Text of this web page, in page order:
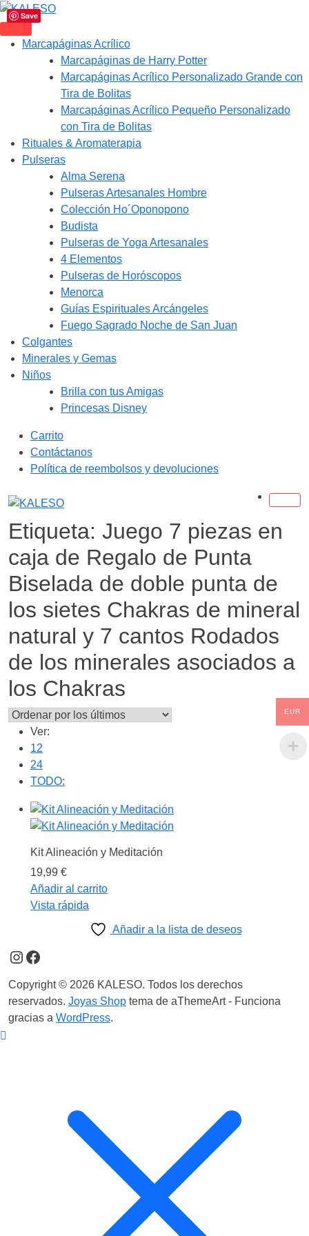
Marcapáginas Acrílico
Marcapáginas de Harry Potter
Marcapáginas Acrílico Personalizado Grande con
Tira de Bolitas
Marcapáginas Acrílico Pequeño Personalizado
con Tira de Bolitas
Rituales & Aromaterapia
Pulseras
Alma Serena
Pulseras Artesanales Hombre
Colección Ho´Oponopono
Budista
Pulseras de Yoga Artesanales
4 Elementos
Pulseras de Horóscopos
Menorca
Guías Espirituales Arcángeles
Fuego Sagrado Noche de San Juan
Colgantes
Minerales y Gemas
Niños
Brilla con tus Amigas
Princesas Disney
Saltar
contenido
Carrito
Contáctanos
Política de reembolsos y devoluciones
Etiqueta: Juego 7 piezas en
caja de Regalo de Punta
Biselada de doble punta de
los sietes Chakras de mineral
natural y 7 cantos Rodados
de los minerales asociados a
los Chakras
Ver:
12
24
TODO:
Save
Kit Alineación y Meditación
19,99 €
Añadir al carrito
Vista rápida
Añadir a la lista de deseos
Instagram
Facebook
Copyright © 2026 KALESO. Todos los derechos
reservados. Joyas Shop tema de aThemeArt - Funciona
gracias a WordPress.
EUR